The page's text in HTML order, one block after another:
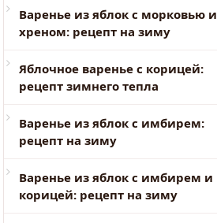
Варенье из яблок с морковью и
хреном: рецепт на зиму
Яблочное варенье с корицей:
рецепт зимнего тепла
Варенье из яблок с имбирем:
рецепт на зиму
Варенье из яблок с имбирем и
корицей: рецепт на зиму